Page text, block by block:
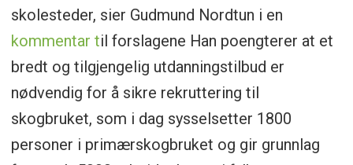
skolesteder, sier Gudmund Nordtun i en
kommentar til forslagene Han poengterer at et
bredt og tilgjengelig utdanningstilbud er
nødvendig for å sikre rekruttering til
skogbruket, som i dag sysselsetter 1800
personer i primærskogbruket og gir grunnlag